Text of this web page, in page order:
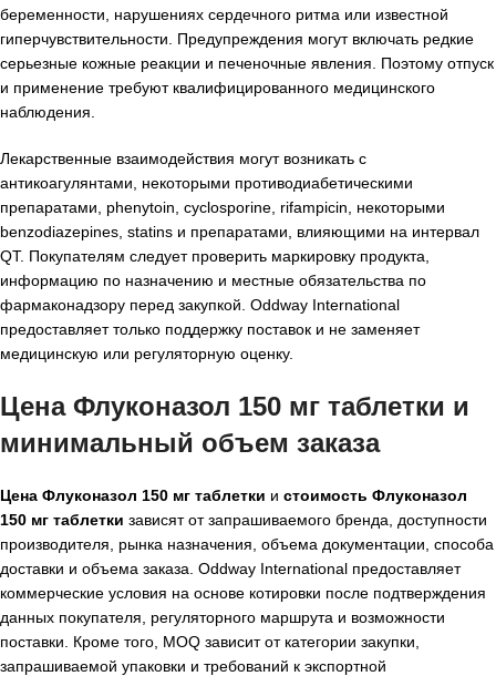
беременности, нарушениях сердечного ритма или известной
гиперчувствительности. Предупреждения могут включать редкие
серьезные кожные реакции и печеночные явления. Поэтому отпуск
и применение требуют квалифицированного медицинского
наблюдения.
Лекарственные взаимодействия могут возникать с
антикоагулянтами, некоторыми противодиабетическими
препаратами, phenytoin, cyclosporine, rifampicin, некоторыми
benzodiazepines, statins и препаратами, влияющими на интервал
QT. Покупателям следует проверить маркировку продукта,
информацию по назначению и местные обязательства по
фармаконадзору перед закупкой. Oddway International
предоставляет только поддержку поставок и не заменяет
медицинскую или регуляторную оценку.
Цена Флуконазол 150 мг таблетки и
минимальный объем заказа
Цена Флуконазол 150 мг таблетки и стоимость Флуконазол
150 мг таблетки зависят от запрашиваемого бренда, доступности
производителя, рынка назначения, объема документации, способа
доставки и объема заказа. Oddway International предоставляет
коммерческие условия на основе котировки после подтверждения
данных покупателя, регуляторного маршрута и возможности
поставки. Кроме того, MOQ зависит от категории закупки,
запрашиваемой упаковки и требований к экспортной